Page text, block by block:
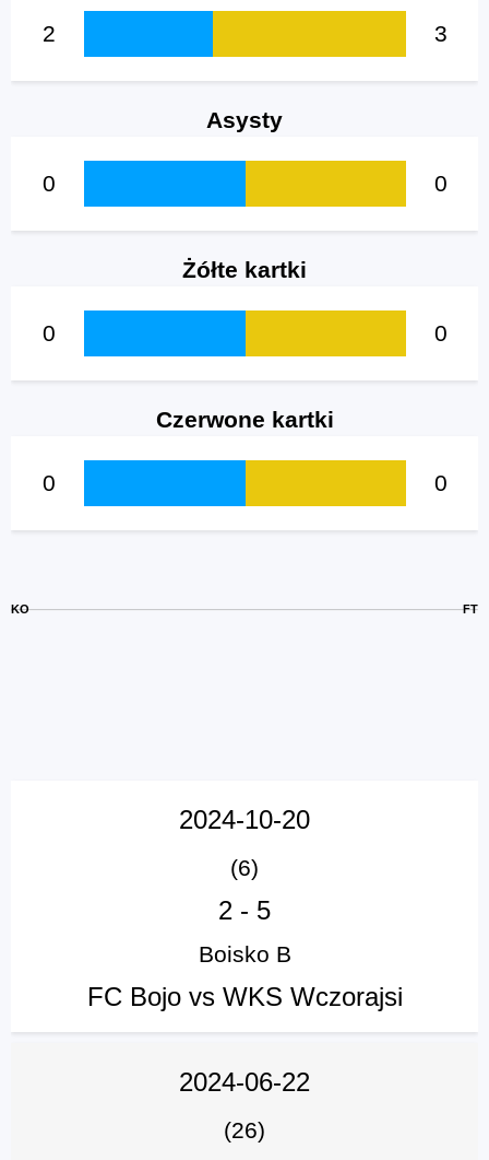
2 3
Asysty
0 0
Żółte kartki
0 0
Czerwone kartki
0 0
KO FT
2024-10-20
(6)
2 - 5
Boisko B
FC Bojo vs WKS Wczorajsi
2024-06-22
(26)